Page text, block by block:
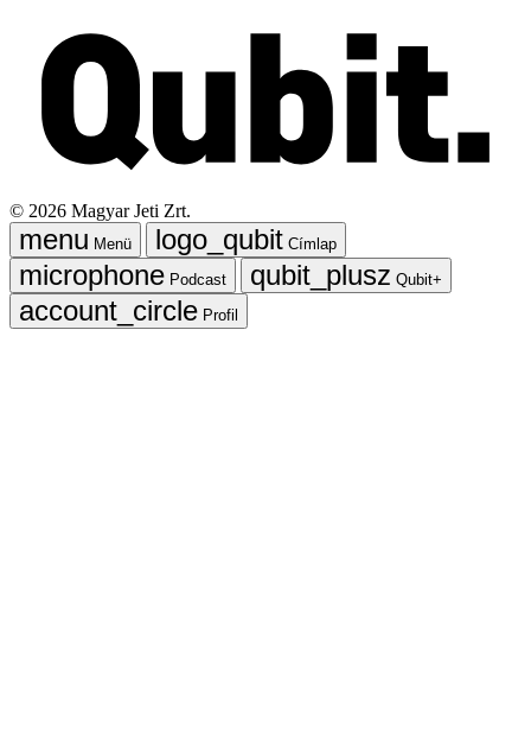
© 2026 Magyar Jeti Zrt.
Menü
Címlap
Podcast
Qubit+
Profil